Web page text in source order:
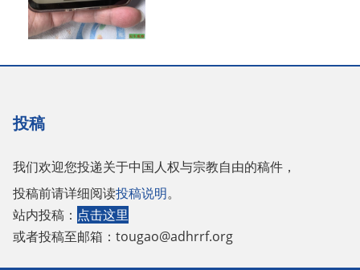
投稿
我们欢迎您投递关于中国人权与宗教自由的稿件，
投稿前请详细阅读投稿说明。
站内投稿： 点击这里
或者投稿至邮箱： tougao@adhrrf.org